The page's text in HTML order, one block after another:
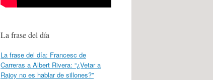
La frase del día
La frase del día: Francesc de
Carreras a Albert Rivera: “¿Vetar a
Rajoy no es hablar de sillones?”